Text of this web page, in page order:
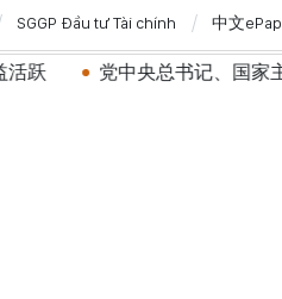
SGGP Đầu tư Tài chính 中文
党中央总书记、国家主席苏林